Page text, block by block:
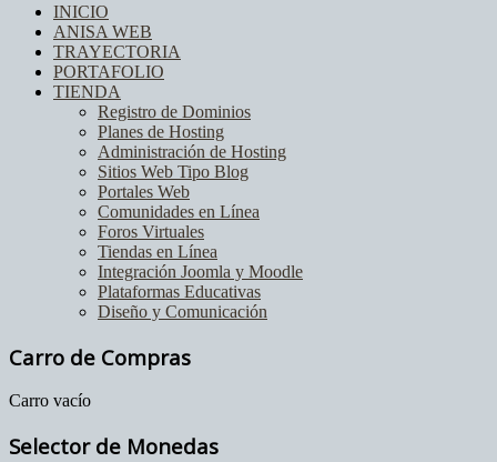
INICIO
ANISA WEB
TRAYECTORIA
PORTAFOLIO
TIENDA
Registro de Dominios
Planes de Hosting
Administración de Hosting
Sitios Web Tipo Blog
Portales Web
Comunidades en Línea
Foros Virtuales
Tiendas en Línea
Integración Joomla y Moodle
Plataformas Educativas
Diseño y Comunicación
Carro de Compras
Carro vacío
Selector de Monedas